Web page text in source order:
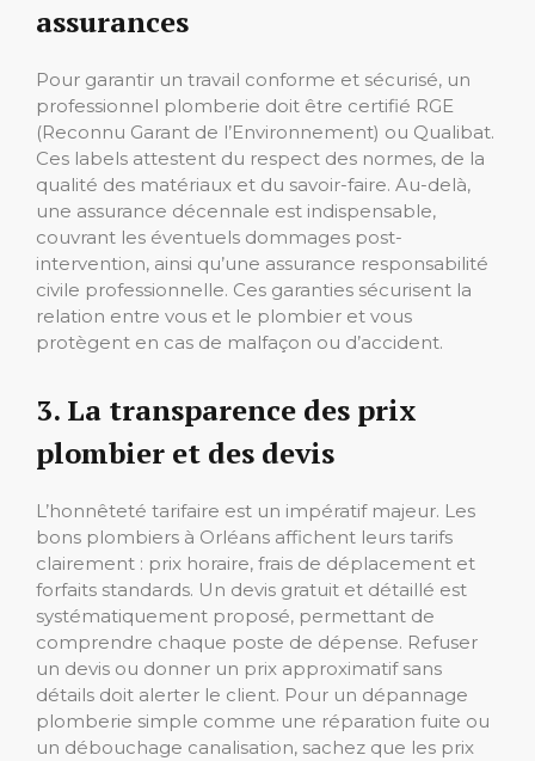
assurances
Pour garantir un travail conforme et sécurisé, un
professionnel plomberie doit être certifié RGE
(Reconnu Garant de l’Environnement) ou Qualibat.
Ces labels attestent du respect des normes, de la
qualité des matériaux et du savoir-faire. Au-delà,
une assurance décennale est indispensable,
couvrant les éventuels dommages post-
intervention, ainsi qu’une assurance responsabilité
civile professionnelle. Ces garanties sécurisent la
relation entre vous et le plombier et vous
protègent en cas de malfaçon ou d’accident.
3. La transparence des prix
plombier et des devis
L’honnêteté tarifaire est un impératif majeur. Les
bons plombiers à Orléans affichent leurs tarifs
clairement : prix horaire, frais de déplacement et
forfaits standards. Un devis gratuit et détaillé est
systématiquement proposé, permettant de
comprendre chaque poste de dépense. Refuser
un devis ou donner un prix approximatif sans
détails doit alerter le client. Pour un dépannage
plomberie simple comme une réparation fuite ou
un débouchage canalisation, sachez que les prix